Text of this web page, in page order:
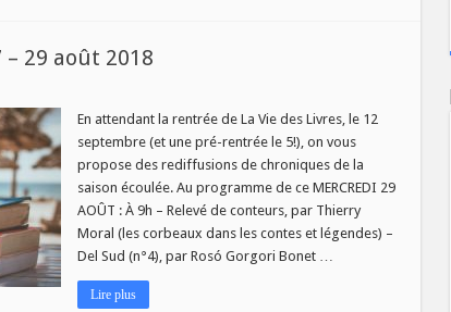
– 29 août 2018
En attendant la rentrée de La Vie des Livres, le 12
septembre (et une pré-rentrée le 5!), on vous
propose des rediffusions de chroniques de la
saison écoulée. Au programme de ce MERCREDI 29
AOÛT : À 9h – Relevé de conteurs, par Thierry
Moral (les corbeaux dans les contes et légendes) –
Del Sud (n°4), par Rosó Gorgori Bonet …
Lire plus